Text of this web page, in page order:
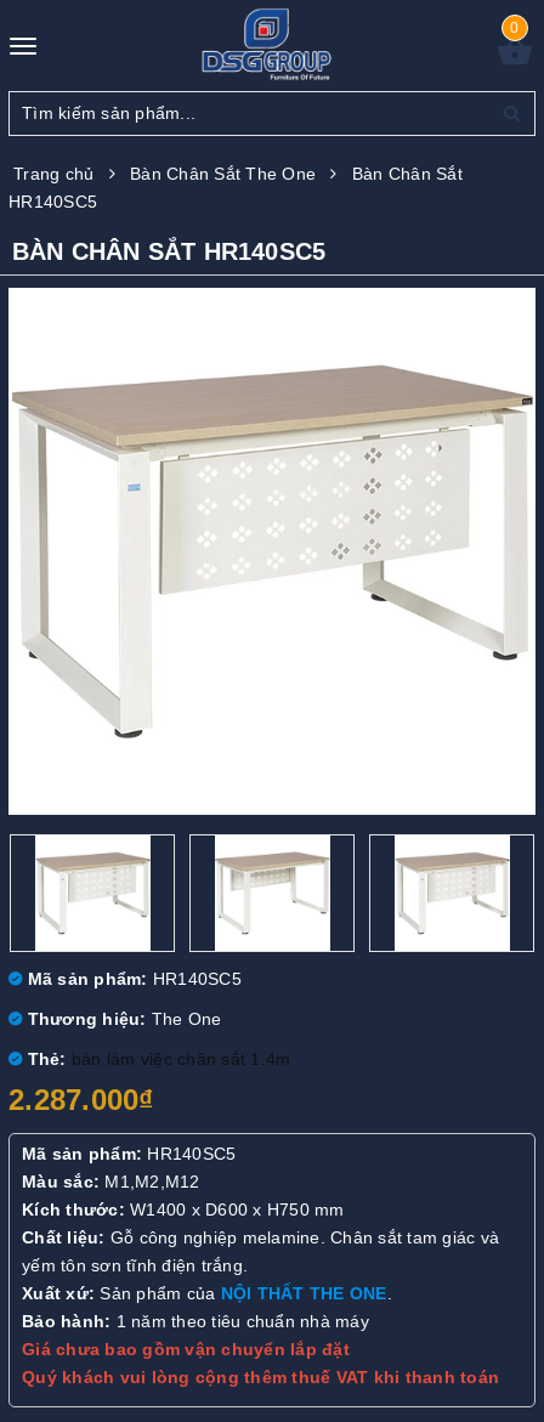
Toggle
0
Trang chủ Bàn Chân Sắt The One
Bàn Chân Sắt
HR140SC5
BÀN CHÂN SẮT HR140SC5
Mã sản phẩm: HR140SC5
Thương hiệu: The One
Thẻ: bàn làm việc chân sắt 1.4m
2.287.000₫
Mã sản phẩm: HR140SC5
Màu sắc: M1,M2,M12
Kích thước: W1400 x D600 x H750 mm
Chất liệu: Gỗ công nghiệp melamine. Chân sắt tam giác và
yếm tôn sơn tĩnh điện trắng.
Xuất xứ: Sản phẩm của NỘI THẤT THE ONE.
Bảo hành: 1 năm theo tiêu chuẩn nhà máy
Giá chưa bao gồm vận chuyển lắp đặt
Quý khách vui lòng cộng thêm thuế VAT khi thanh toán